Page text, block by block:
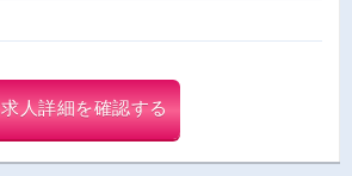
求人詳細を確認する